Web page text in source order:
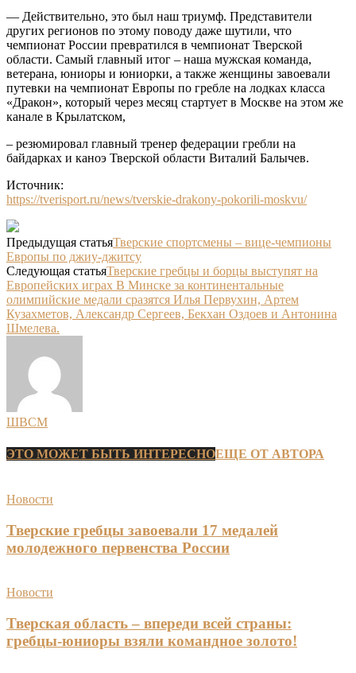
— Действительно, это был наш триумф. Представители
других регионов по этому поводу даже шутили, что
чемпионат России превратился в чемпионат Тверской
области. Самый главный итог – наша мужская команда,
ветерана, юниоры и юниорки, а также женщины завоевали
путевки на чемпионат Европы по гребле на лодках класса
«Дракон», который через месяц стартует в Москве на этом же
канале в Крылатском,
– резюмировал главный тренер федерации гребли на
байдарках и каноэ Тверской области Виталий Балычев.
Источник:
https://tverisport.ru/news/tverskie-drakony-pokorili-moskvu/
Предыдущая статьяТверские спортсмены – вице-чемпионы
Европы по джиу-джитсу
Следующая статьяТверские гребцы и борцы выступят на
Европейских играх В Минске за континентальные
олимпийские медали сразятся Илья Первухин, Артем
Кузахметов, Александр Сергеев, Бекхан Оздоев и Антонина
Шмелева.
ШВСМ
ЭТО МОЖЕТ БЫТЬ ИНТЕРЕСНОЕЩЕ ОТ АВТОРА
Новости
Тверские гребцы завоевали 17 медалей
молодежного первенства России
Новости
Тверская область – впереди всей страны:
гребцы-юниоры взяли командное золото!